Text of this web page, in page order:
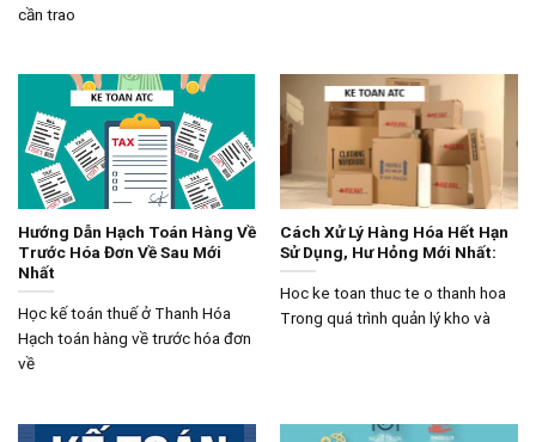
cần trao
Hướng Dẫn Hạch Toán Hàng Về
Trước Hóa Đơn Về Sau Mới
Nhất
Học kế toán thuế ở Thanh Hóa
Hạch toán hàng về trước hóa đơn
về
Cách Xử Lý Hàng Hóa Hết Hạn
Sử Dụng, Hư Hỏng Mới Nhất:
Hoc ke toan thuc te o thanh hoa
Trong quá trình quản lý kho và